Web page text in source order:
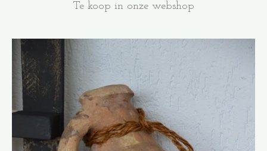
Te koop in onze webshop